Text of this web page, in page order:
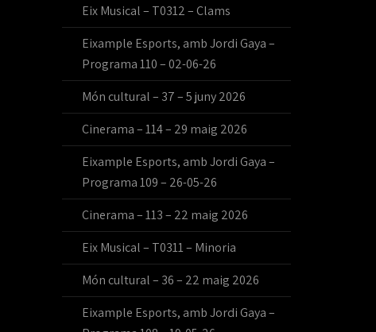
Eix Musical – T0312 – Clams
Eixample Esports, amb Jordi Gaya –
Programa 110 – 02-06-26
Món cultural – 37 – 5 juny 2026
Cinerama – 114 – 29 maig 2026
Eixample Esports, amb Jordi Gaya –
Programa 109 – 26-05-26
Cinerama – 113 – 22 maig 2026
Eix Musical – T0311 – Minoria
Món cultural – 36 – 22 maig 2026
Eixample Esports, amb Jordi Gaya –